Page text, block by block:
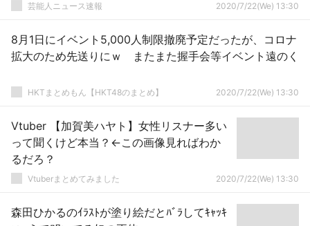
芸能人ニュース速報 2020/7/22(We) 13:30
8月1日にイベント5,000人制限撤廃予定だったが、コロナ
拡大のため先送りにｗ またまた握手会等イベント遠のく
HKTまとめもん【HKT48のまとめ】 2020/7/22(We) 13:30
Vtuber 【加賀美ハヤト】女性リスナー多い
って聞くけど本当？←この画像見ればわか
るだろ？
Vtuberまとめてみました 2020/7/22(We) 13:30
森田ひかるのｲﾗｽﾄが塗り絵だとﾊﾞﾗしてｷｬｯｷ